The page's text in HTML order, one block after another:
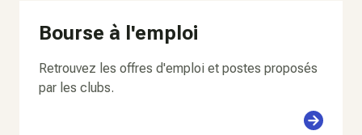
Bourse à l'emploi
Retrouvez les offres d'emploi et postes proposés
par les clubs.